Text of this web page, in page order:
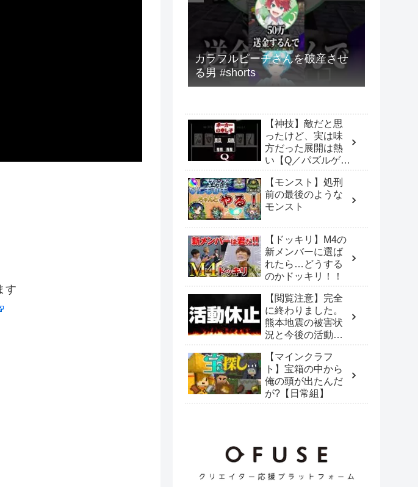
す
カラフルピーチさんを破産させ
る男 #shorts
【神技】敵だと思
ったけど、実は味
方だった展開は熱
い【Q／パズルゲー
#qremastered #パ
ズルゲーム #iq
【モンスト】処刑
前の最後のような
モンスト
【ドッキリ】M4の
新メンバーに選ば
れたら…どうする
のかドッキリ！！
【閲覧注意】完全
に終わりました。
熊本地震の被害状
況と今後の活動に
ラ】
【マインクラフ
ト】宝箱の中から
俺の頭が出たんだ
が?【日常組】